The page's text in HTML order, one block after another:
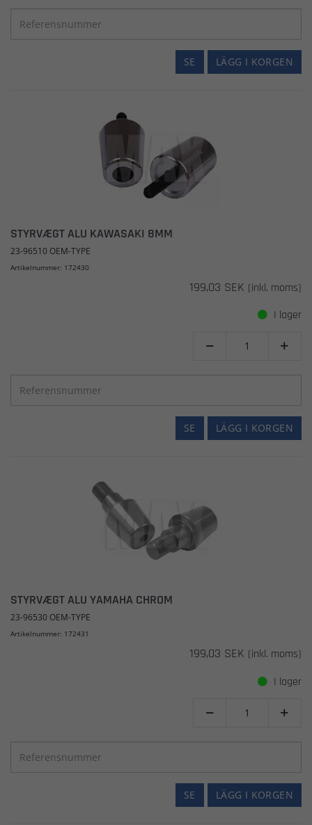
LÄGG I KORGEN
SE
STYRVÆGT ALU KAWASAKI 8MM
23-96510 OEM-TYPE
Artikelnummer: 172430
199,03 SEK (inkl. moms)
I lager
 
LÄGG I KORGEN
SE
STYRVÆGT ALU YAMAHA CHROM
23-96530 OEM-TYPE
Artikelnummer: 172431
199,03 SEK (inkl. moms)
I lager
 
LÄGG I KORGEN
SE